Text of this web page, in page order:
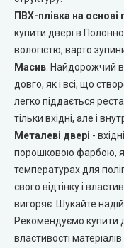
LUXDOORS
Portalino Doors
CITY (Сіті фарбовані
Free Style doors (Фрі
Контур
ПВХ-плівка на основі
купити двері в
вологістю, варто
Масив . Найдорожчий
довго, як і всі, що
легко піддається
тільки вхідні, але і
Металеві двері -
порошковою фарбою,
температурах для
свого відтінку і
вигоряє. Шукайте
Рекомендуємо купити
властивості